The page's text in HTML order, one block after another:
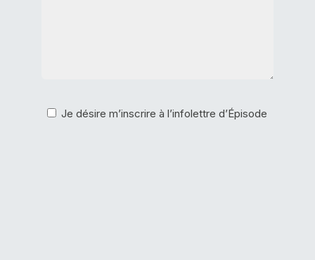
Je désire m’inscrire à l’infolettre d’Épisode